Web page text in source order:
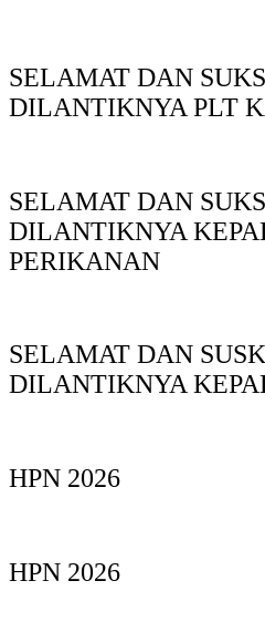
SELAMAT DAN
DILANTIKNYA PLT
SELAMAT DAN
DILANTIKNYA
PERIKANAN
SELAMAT DAN
DILANTIKNYA
HPN 2026
HPN 2026